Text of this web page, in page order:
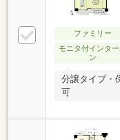
ファミリー
モニタ付インタ
ン
分譲タイプ・
可